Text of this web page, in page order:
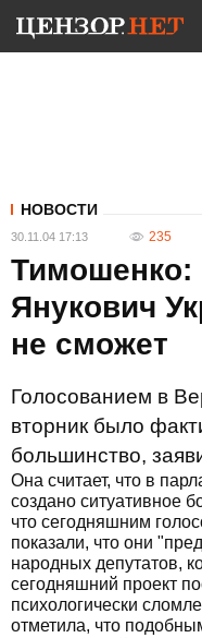
НОВОСТИ
30.11.04 17:13 235
Тимошенко:
Янукович
не сможет
Голосованием в
вторник было
большинство,
Она считает, что в
создано ситуативное
что сегодняшним
показали, что они
народных депутатов,
сегодняшний проект
психологически
отметила, что